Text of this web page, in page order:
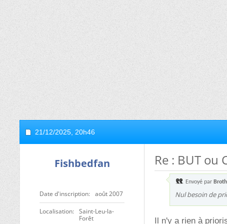
21/12/2025, 20h46
Fishbedfan
Date d'inscription août 2007
Localisation
Saint-Leu-la-
Forêt
Re : BUT ou
Envoyé par
Nul besoin de
Il n'y a rien à